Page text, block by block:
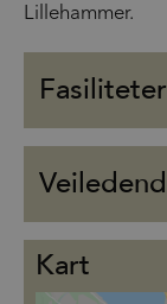
Lillehammer.
Fasiliteter
Kart